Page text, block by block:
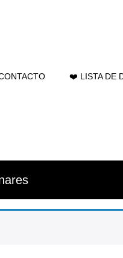
❤️ LISTA DE